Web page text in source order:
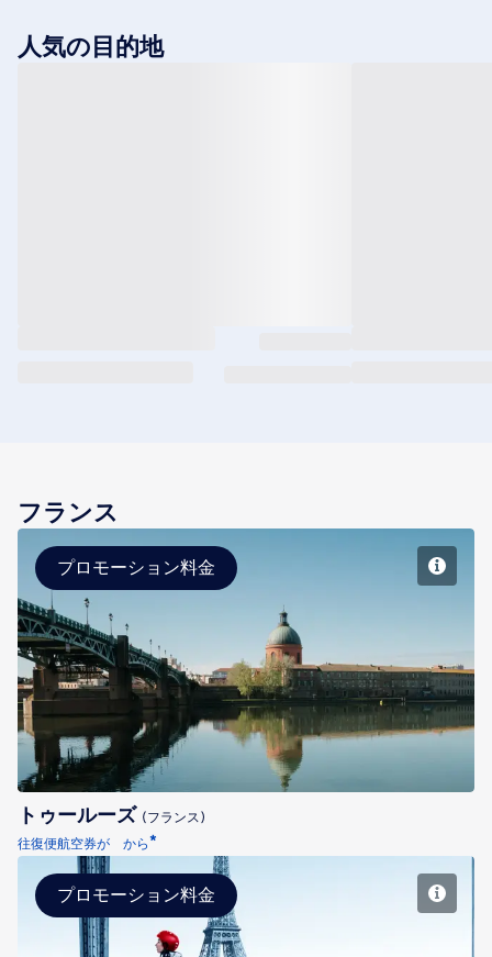
人気の目的地
フランス
トゥールーズ
プロモーション料金
トゥールーズ (フランス)
往復便航空券が から*
プロモーション料金